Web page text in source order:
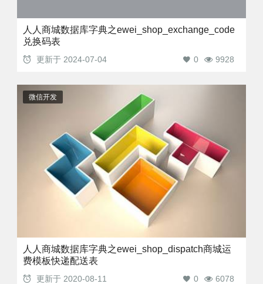
人人商城数据库字典之ewei_shop_exchange_code
兑换码表
更新于 2024-07-04 9928
0
微信开发
人人商城数据库字典之ewei_shop_dispatch商城运
费模板快递配送表
更新于 2020-08-11 6078
0